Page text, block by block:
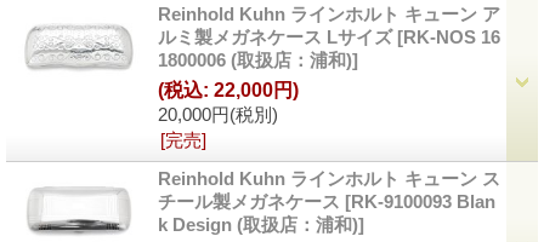
Reinhold Kuhn ラインホルト キューン ア
ルミ製メガネケース Lサイズ [RK-NOS 16
1800006 (取扱店：浦和)]
20,000円(税別)
(税込: 22,000円)
[完売]
Reinhold Kuhn ラインホルト キューン ス
チール製メガネケース [RK-9100093 Blan
k Design (取扱店：浦和)]